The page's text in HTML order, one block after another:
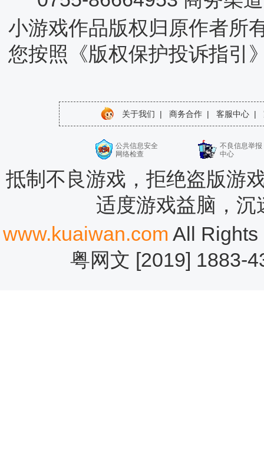
小游戏作品版权归原作者所
您按照《版权保护投诉指引
关于我们 | 商务合作 | 客服中心 |
公共信息安全
网络检查
不良信息举报
中心
抵制不良游戏，拒绝盗版游
适度游戏益脑，沉
www.kuaiwan.com All Rights
粤网文 [2019] 1883-